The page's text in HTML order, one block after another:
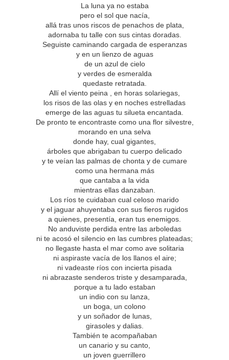
La luna ya no estaba
pero el sol que nacía,
allá tras unos riscos de penachos de plata,
adornaba tu talle con sus cintas doradas.
Seguiste caminando cargada de esperanzas
y en un lienzo de aguas
de un azul de cielo
y verdes de esmeralda
quedaste retratada.
Allí el viento peina , en horas solariegas,
los risos de las olas y en noches estrelladas
emerge de las aguas tu silueta encantada.
De pronto te encontraste como una flor silvestre,
morando en una selva
donde hay, cual gigantes,
árboles que abrigaban tu cuerpo delicado
y te veían las palmas de chonta y de cumare
como una hermana más
que cantaba a la vida
mientras ellas danzaban.
Los ríos te cuidaban cual celoso marido
y el jaguar ahuyentaba con sus fieros rugidos
a quienes, presentía, eran tus enemigos.
No anduviste perdida entre las arboledas
ni te acosó el silencio en las cumbres plateadas;
no llegaste hasta el mar como ave solitaria
ni aspiraste vacía de los llanos el aire;
ni vadeaste ríos con incierta pisada
ni abrazaste senderos triste y desamparada,
porque a tu lado estaban
un indio con su lanza,
un boga, un colono
y un soñador de lunas,
girasoles y dalias.
También te acompañaban
un canario y su canto,
un joven guerrillero